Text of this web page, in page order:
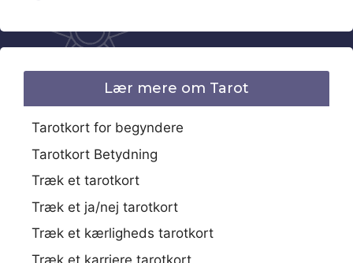
Lær mere om Tarot
Tarotkort for begyndere
Tarotkort Betydning
Træk et tarotkort
Træk et ja/nej tarotkort
Træk et kærligheds tarotkort
Træk et karriere tarotkort